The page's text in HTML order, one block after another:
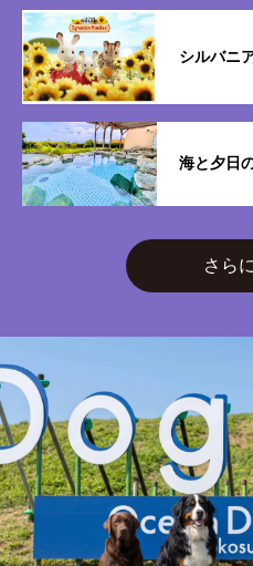
シルバニ
海と夕日
さら